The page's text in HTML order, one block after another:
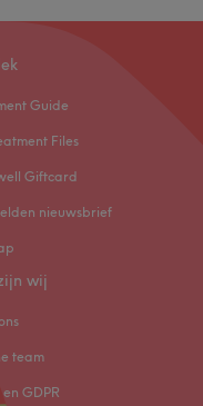
Guide
Files
Giftcard
nieuwsbrief
wij
team
GDPR